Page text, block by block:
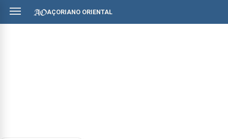
AÇORIANO ORIENTAL